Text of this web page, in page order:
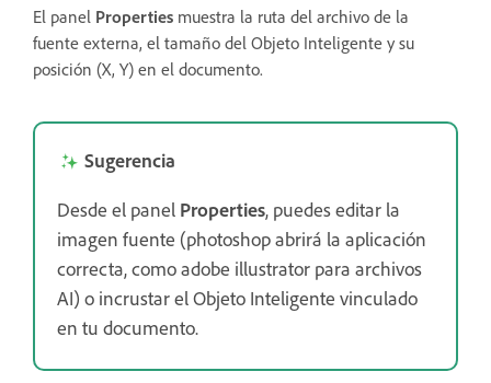
El panel Properties muestra la ruta del archivo de la
fuente externa, el tamaño del Objeto Inteligente y su
posición (X, Y) en el documento.
Sugerencia
Desde el panel Properties, puedes editar la
imagen fuente (photoshop abrirá la aplicación
correcta, como adobe illustrator para archivos
AI) o incrustar el Objeto Inteligente vinculado
en tu documento.